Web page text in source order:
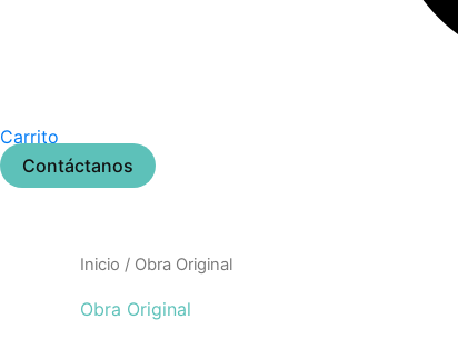
Carrito
Contáctanos
Inicio / Obra Original
Obra Original